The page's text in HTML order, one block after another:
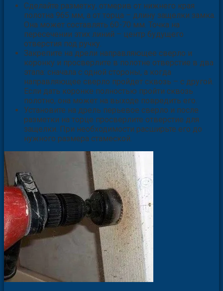
Сделайте разметку, отмерив от нижнего края
полотна 965 мм, а от торца – длину защелки замка.
Она может составлять 60-70 мм. Точка на
пересечении этих линий – центр будущего
отверстия под ручку.
Закрепите на дрели направляющее сверло и
коронку и просверлите в полотне отверстие в два
этапа: сначала с одной стороны, а когда
направляющее сверло пройдет сквозь – с другой.
Если дать коронке полностью пройти сквозь
полотно, она может на выходе повредить его.
Установите на дрель перьевое сверло и после
разметки на торце просверлите отверстие для
защелки. При необходимости расширьте его до
нужного размера стамеской.